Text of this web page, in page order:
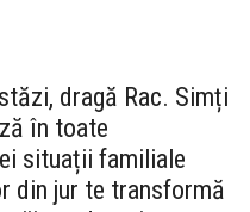
dragă Rac. Simți
în toate
situații familiale
din jur te transformă